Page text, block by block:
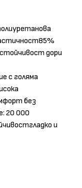
дори
с голяма
без
20 000
и